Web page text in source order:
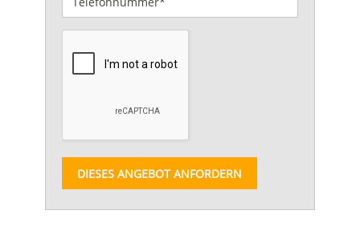
DIESES ANGEBOT ANFORDERN